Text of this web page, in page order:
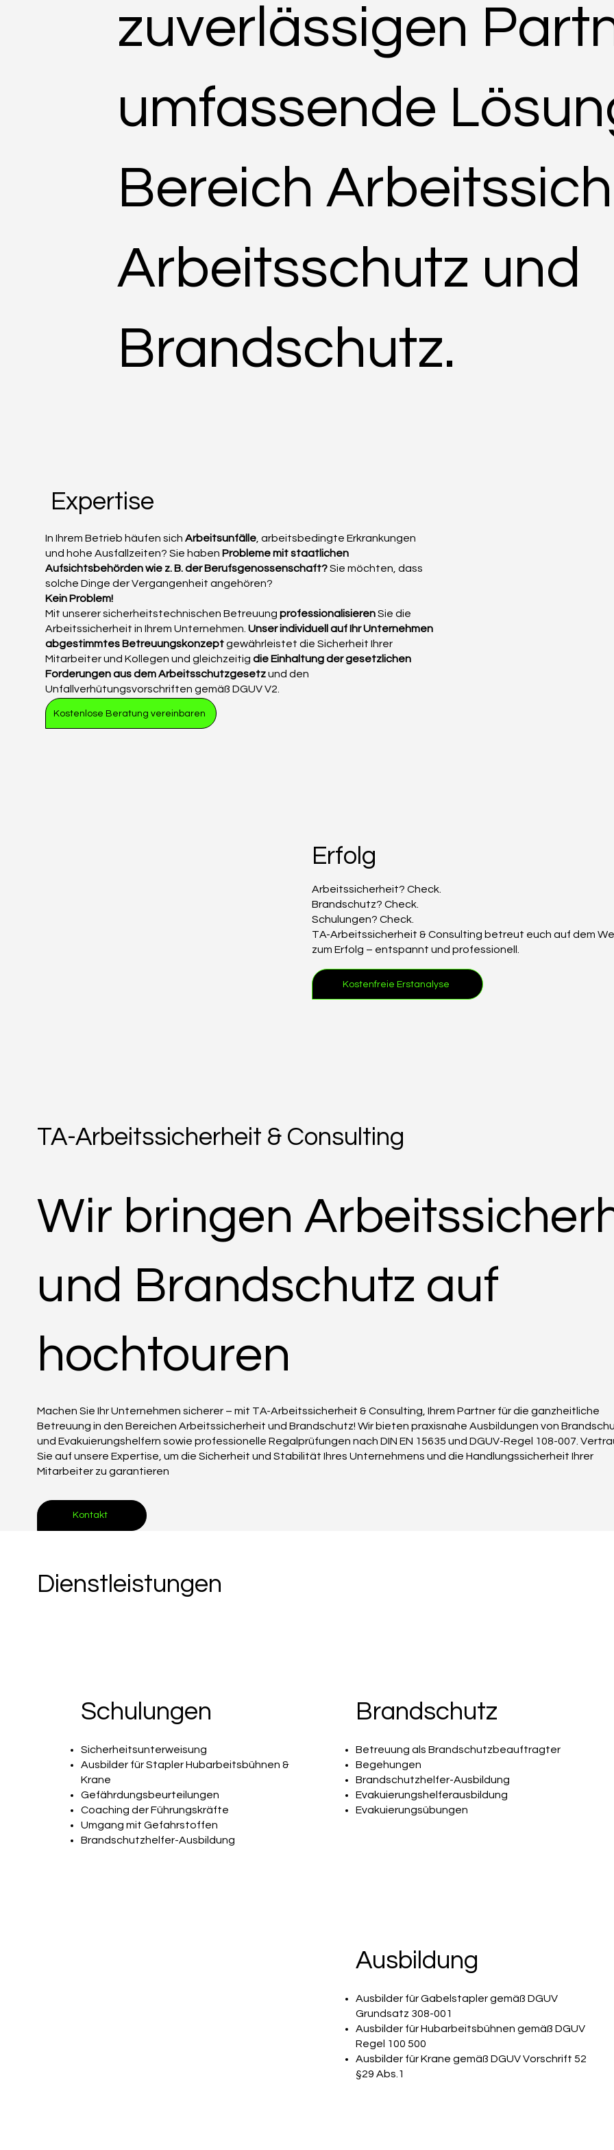
zuverlässigen
umfassende
Bereich
Arbeitsschutz und
Brandschutz.
Expertise
In Ihrem Betrieb häufen sich Arbeitsunfälle, arbeitsbedingte Erkrankungen
und hohe Ausfallzeiten? Sie haben Probleme mit staatlichen
Aufsichtsbehörden wie z. B. der Berufsgenossenschaft?Sie möchten, dass
solche Dinge der Vergangenheit angehören?
Kein Problem!
Mit unserer sicherheitstechnischen Betreuung professionalisierenSie die
Arbeitssicherheit in Ihrem Unternehmen. Unser individuell auf Ihr Unternehmen
abgestimmtes Betreuungskonzeptgewährleistet die Sicherheit Ihrer
Mitarbeiter und Kollegen und gleichzeitig die Einhaltung der gesetzlichen
Forderungen aus dem Arbeitsschutzgesetzund den
Unfallverhütungsvorschriften gemäß DGUV V2.
Kostenlose Beratung vereinbaren
Arbeitssicherheit? Check.
Brandschutz? Check.
Schulungen? Check.
TA-Arbeitssicherheit & Consulting betreut euch auf dem
zum Erfolg – entspannt und professionell.
Erfolg
Kostenfreie Erstanalyse
TA-Arbeitssicherheit & Consulting
Wir bringen
und Brandschutz auf
hochtouren
Machen Sie Ihr Unternehmen sicherer – mit TA-Arbeitssicherheit & Consulting, Ihrem Partner für die ganzheitliche
Betreuung in den Bereichen Arbeitssicherheit und Brandschutz! Wir bieten praxisnahe Ausbildungen von
und Evakuierungshelfern sowie professionelle Regalprüfungen nach DIN EN 15635 und DGUV-Regel 108-007.
Sie auf unsere Expertise, um die Sicherheit und Stabilität Ihres Unternehmens und die Handlungssicherheit Ihrer
Mitarbeiter zu garantieren
Kontakt
Dienstleistungen
Betreuung als Brandschutzbeauftragter
Begehungen
Brandschutzhelfer-Ausbildung
Evakuierungshelferausbildung
Evakuierungsübungen
Brandschutz
Sicherheitsunterweisung
Ausbilder für Stapler Hubarbeitsbühnen &
Krane
Gefährdungsbeurteilungen
Coaching der Führungskräfte
Umgang mit Gefahrstoffen
Brandschutzhelfer-Ausbildung
Schulungen
Ausbilder für Gabelstapler gemäß DGUV
Grundsatz 308-001
Ausbilder für Hubarbeitsbühnen gemäß DGUV
Regel 100 500
Ausbilder für Krane gemäß DGUV Vorschrift 52
§29 Abs.1
Ausbildung